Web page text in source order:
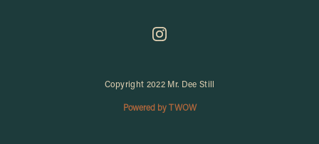
Copyright 2022 Mr. Dee Still
Powered by TWOW